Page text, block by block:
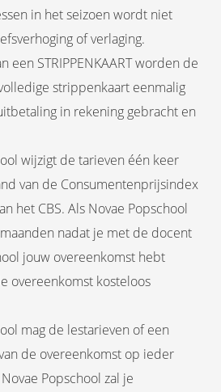
in het seizoen wordt niet
of verlaging.
een STRIPPENKAART worden de
strippenkaart eenmalig
in rekening gebracht en
wijzigt de tarieven één keer
van de Consumentenprijsindex
het CBS. Als Novae Popschool
nadat je met de docent
jouw overeenkomst hebt
overeenkomst kosteloos
mag de lestarieven of een
de overeenkomst op ieder
Popschool zal je